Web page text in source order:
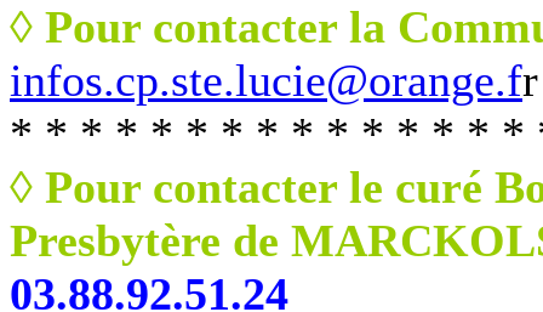
◊ Pour contacter la
infos.cp.ste.lucie@orange.fr
* * * * * * * * * * * * * * *
◊ Pour contacter le curé
Presbytère de
03.88.92.51.24